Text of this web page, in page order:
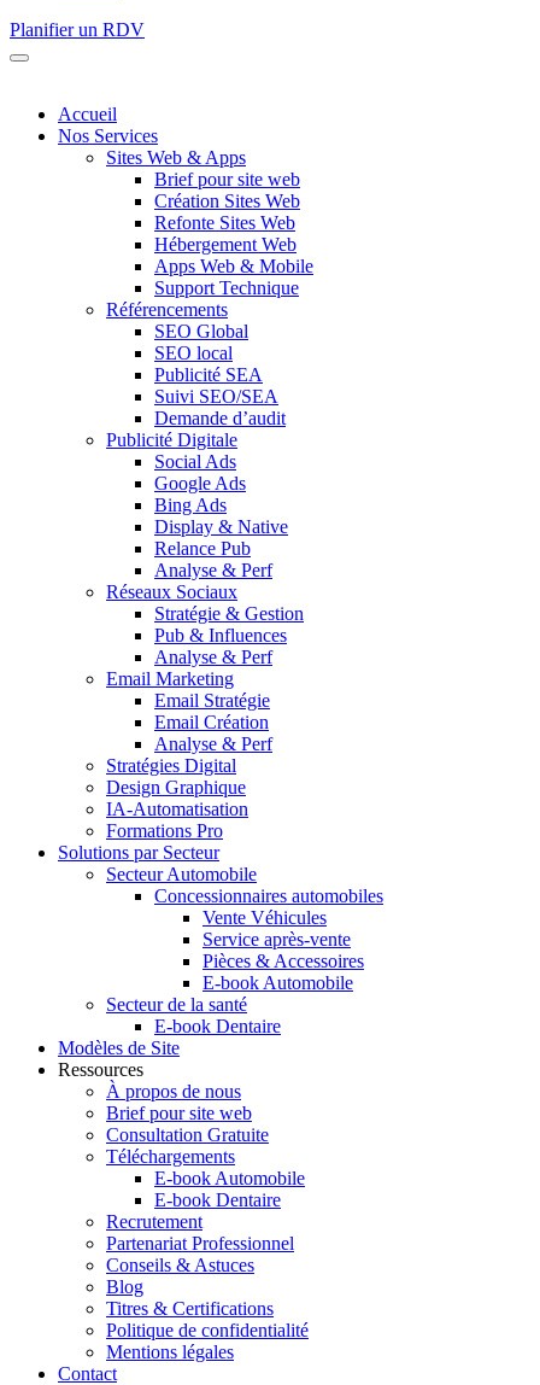
Planifier un RDV
Accueil
Nos Services
Sites Web & Apps
Brief pour site web
Création Sites Web
Refonte Sites Web
Hébergement Web
Apps Web & Mobile
Support Technique
Référencements
SEO Global
SEO local
Publicité SEA
Suivi SEO/SEA
Demande d’audit
Publicité Digitale
Social Ads
Google Ads
Bing Ads
Display & Native
Relance Pub
Analyse & Perf
Réseaux Sociaux
Stratégie & Gestion
Pub & Influences
Analyse & Perf
Email Marketing
Email Stratégie
Email Création
Analyse & Perf
Stratégies Digital
Design Graphique
IA-Automatisation
Formations Pro
Solutions par Secteur
Secteur Automobile
Concessionnaires automobiles
Vente Véhicules
Service après-vente
Pièces & Accessoires
E-book Automobile
Secteur de la santé
E-book Dentaire
Modèles de Site
Ressources
À propos de nous
Brief pour site web
Consultation Gratuite
Téléchargements
E-book Automobile
E-book Dentaire
Recrutement
Partenariat Professionnel
Conseils & Astuces
Blog
Titres & Certifications
Politique de confidentialité
Mentions légales
Contact